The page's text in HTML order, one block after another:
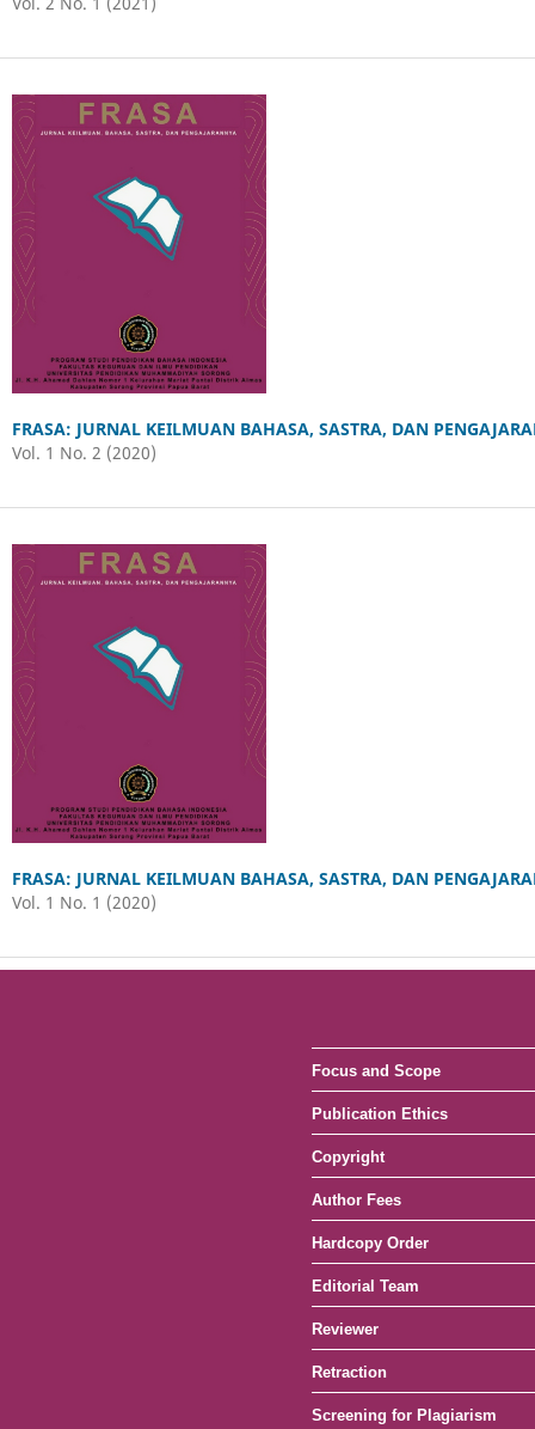
FRASA: JURNAL KEILMUAN BAHASA, SASTRA, DAN
Vol. 1 No. 2 (2020)
FRASA: JURNAL KEILMUAN BAHASA, SASTRA, DAN
Vol. 1 No. 1 (2020)
Focus and Scope
Publication Ethics
Copyright
Author Fees
Hardcopy Order
Editorial Team
Reviewer
Retraction
Screening for Plagiarism